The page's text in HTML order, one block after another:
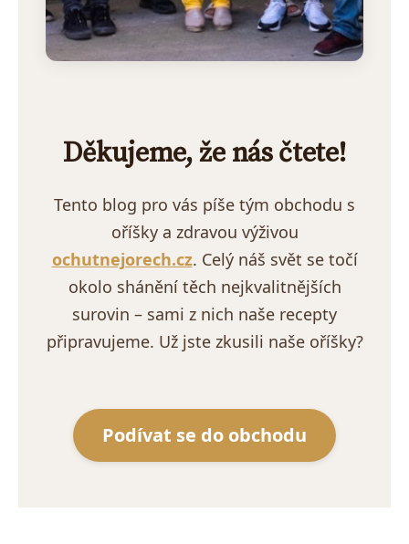
Děkujeme, že nás čtete!
Tento blog pro vás píše tým obchodu s
oříšky a zdravou výživou
ochutnejorech.cz. Celý náš svět se točí
okolo shánění těch nejkvalitnějších
surovin – sami z nich naše recepty
připravujeme. Už jste zkusili naše oříšky?
Podívat se do obchodu